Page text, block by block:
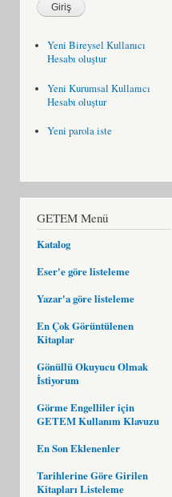
Yeni Bireysel Kullanıcı
Hesabı oluştur
Yeni Kurumsal Kullanıcı
Hesabı oluştur
Yeni parola iste
GETEM Menü
Katalog
Eser'e göre listeleme
Yazar'a göre listeleme
En Çok Görüntülenen
Kitaplar
Gönüllü Okuyucu Olmak
İstiyorum
Görme Engelliler için
GETEM Kullanım Klavuzu
En Son Eklenenler
Tarihlerine Göre Girilen
Kitapları Listeleme